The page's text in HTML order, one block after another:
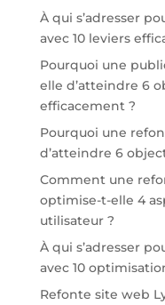
À qui s’adresser
avec 10 leviers
Pourquoi une
elle d’atteindre 6
efficacement ?
Pourquoi une
d’atteindre 6
Comment une
optimise-t-elle 4
utilisateur ?
À qui s’adresser
avec 10
Refonte site web